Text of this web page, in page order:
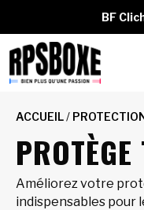
BF
ACCUEIL/
Améliorez votre
indispensables pour